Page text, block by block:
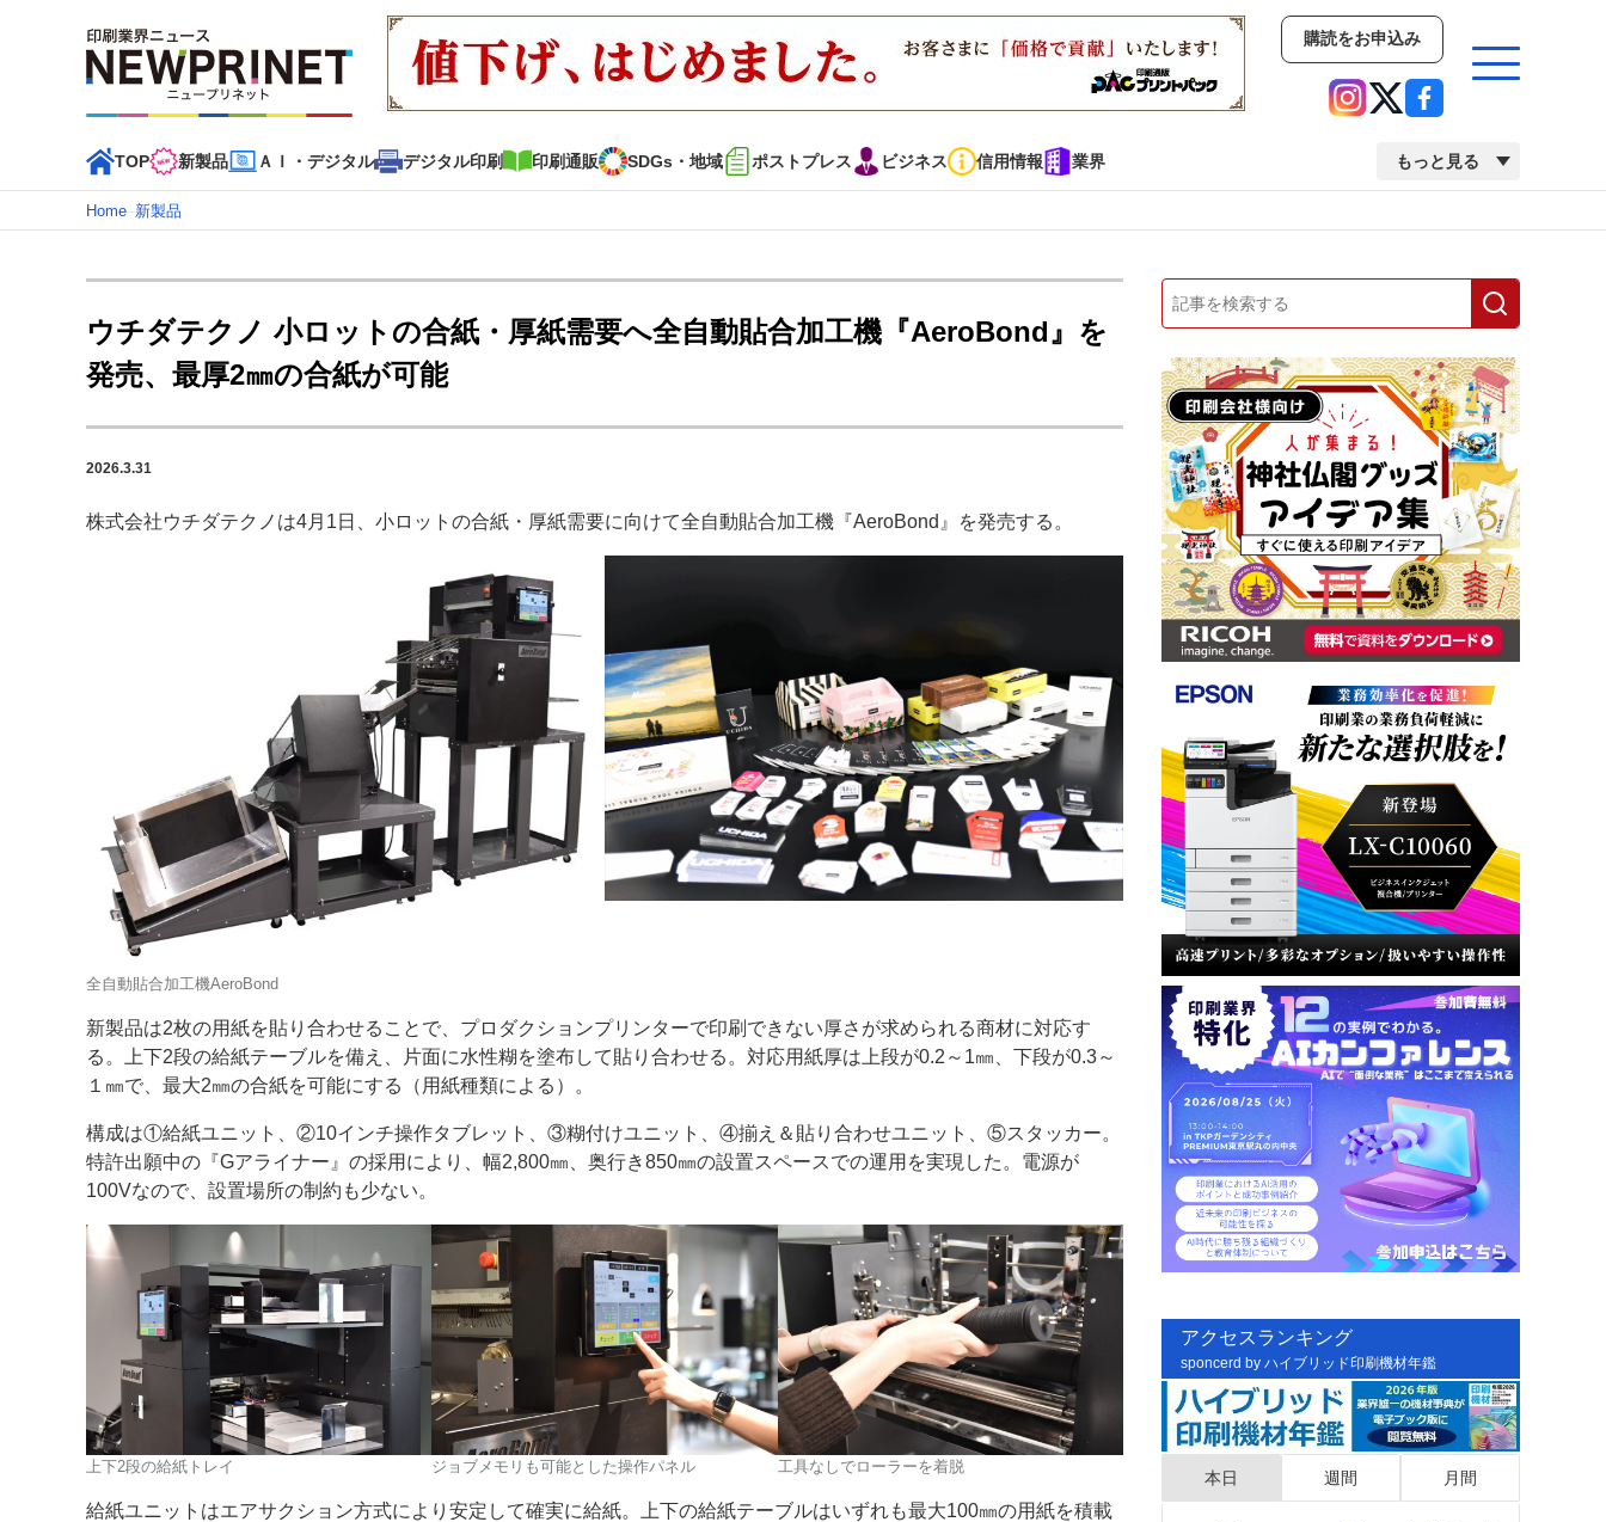
購読をお申込み
TOP 新製品 ＡＩ・デジタル デジタル印刷 印刷通販 SDGs・地域 ポストプレス ビジネス 信用情報 業界 もっと見る
イベント
インデックス
TOP 新着記事 特集記事 動画コンテンツ インタビュー コレクション
カテゴリー一覧
新商品 新製品 ＡＩ・デジタル デジタル印刷 市場・統計 人事・移転・異動・訃報
特集記事カテゴリー一覧
2022 見える化・MIS特集
2022 検査・校正特集
特集・デジタル印刷 ～ 新成長軌道を描く
印刷機材年鑑
購読・購入申し込み サイトポリシー お問い合わせ
Home–新製品
ウチダテクノ 小ロットの合紙・厚紙需要へ全自動貼合加工機『AeroBond』を
発売、最厚2㎜の合紙が可能
2026.3.31
株式会社ウチダテクノは4月1日、小ロットの合紙・厚紙需要に向けて全自動貼合加工機『AeroBond』を発売する。
全自動貼合加工機AeroBond
新製品は2枚の用紙を貼り合わせることで、プロダクションプリンターで印刷できない厚さが求められる商材に対応す
る。上下2段の給紙テーブルを備え、片面に水性糊を塗布して貼り合わせる。対応用紙厚は上段が0.2～1㎜、下段が0.3～
１㎜で、最大2㎜の合紙を可能にする（用紙種類による）。
構成は①給紙ユニット、②10インチ操作タブレット、③糊付けユニット、④揃え＆貼り合わせユニット、⑤スタッカー。
特許出願中の『Gアライナー』の採用により、幅2,800㎜、奥行き850㎜の設置スペースでの運用を実現した。電源が
100Vなので、設置場所の制約も少ない。
上下2段の給紙トレイ ジョブメモリも可能とした操作パネル 工具なしでローラーを着脱
給紙ユニットはエアサクション方式により安定して確実に給紙。上下の給紙テーブルはいずれも最大100㎜の用紙を積載
アクセスランキング
sponcerd by ハイブリッド印刷機材年鑑
本日 週間 月間